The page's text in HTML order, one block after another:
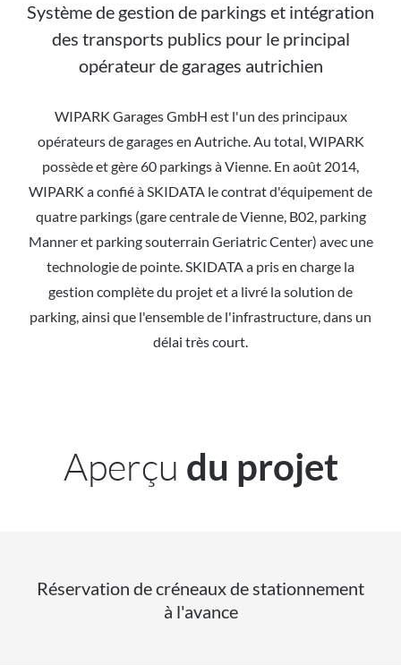
Système de gestion de parkings et intégration
des transports publics pour le principal
opérateur de garages autrichien
WIPARK Garages GmbH est l'un des principaux
opérateurs de garages en Autriche. Au total, WIPARK
possède et gère 60 parkings à Vienne. En août 2014,
WIPARK a confié à SKIDATA le contrat d'équipement de
quatre parkings (gare centrale de Vienne, B02, parking
Manner et parking souterrain Geriatric Center) avec une
technologie de pointe. SKIDATA a pris en charge la
gestion complète du projet et a livré la solution de
parking, ainsi que l'ensemble de l'infrastructure, dans un
délai très court.
Aperçu du projet
Réservation de créneaux de stationnement
à l'avance